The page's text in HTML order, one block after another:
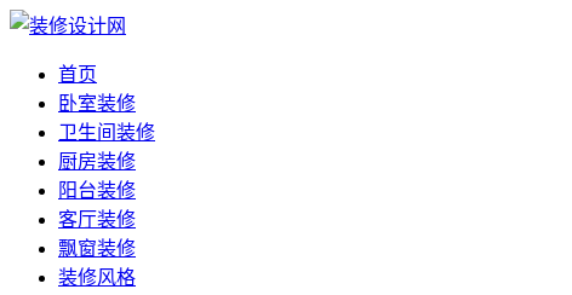
首页
卧室装修
卫生间装修
厨房装修
阳台装修
客厅装修
飘窗装修
装修风格